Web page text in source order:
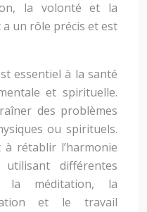
la volonté et la
un rôle précis et est
essentiel à la santé
et spirituelle.
des problèmes
ou spirituels.
à rétablir l’harmonie
différentes
la méditation, la
et le travail